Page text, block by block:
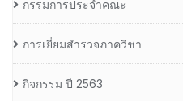
กรรมการประจำคณะ
การเยี่ยมสำรวจภาควิชา
กิจกรรม ปี 2563